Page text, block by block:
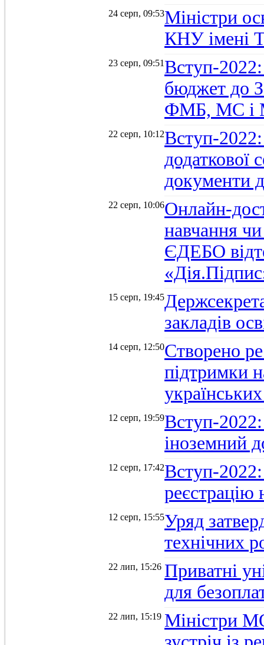
24 серп, 09:53Міністри
КНУ імені
23 серп, 09:51 Вступ-
бюджет до
ФМБ, МС і
22 серп, 10:12Вступ-
додаткової
документи
22 серп, 10:06Онлайн-
навчання
ЄДЕБО
15 серп, 19:45
закладів
14 серп, 12:50Створено
підтримки
12 серп, 19:59Вступ-
іноземний
12 серп, 17:42Вступ-
12 серп, 15:55Уряд
технічних
22 лип, 15:26 Приватні
для
22 лип, 15:19 Міністри